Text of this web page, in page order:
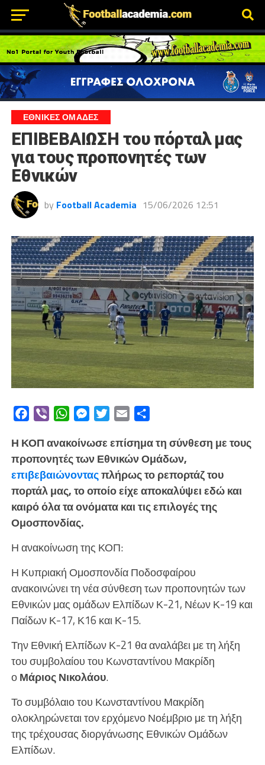
ΕΘΝΙΚΕΣ ΟΜΑΔΕΣ
ΕΠΙΒΕΒΑΙΩΣΗ του πόρταλ μας
για τους προπονητές των
Εθνικών
by Football Academia 15/06/2026 12:51
Facebook
Viber WhatsAppMessengerTwitterEmail
Η ΚΟΠ ανακοίνωσε επίσημα τη σύνθεση με τους
προπονητές των Εθνικών Ομάδων,
επιβεβαιώνονταςπλήρως το ρεπορτάζ του
πορτάλ μας, το οποίο είχε αποκαλύψει εδώ και
καιρό όλα τα ονόματα και τις επιλογές της
Ομοσπονδίας.
Η ανακοίνωση της ΚΟΠ:
Η Κυπριακή Ομοσπονδία Ποδοσφαίρου
ανακοινώνει τη νέα σύνθεση των προπονητών των
Εθνικών μας ομάδων Ελπίδων Κ-21, Νέων Κ-19 και
Παίδων Κ-17, Κ16 και Κ-15.
Την Εθνική Ελπίδων Κ-21 θα αναλάβει με τη λήξη
του συμβολαίου του Κωνσταντίνου Μακρίδη
οΜάριος Νικολάου.
Το συμβόλαιο του Κωνσταντίνου Μακρίδη
ολοκληρώνεται τον ερχόμενο Νοέμβριο με τη λήξη
της τρέχουσας διοργάνωσης Εθνικών Ομάδων
Ελπίδων.